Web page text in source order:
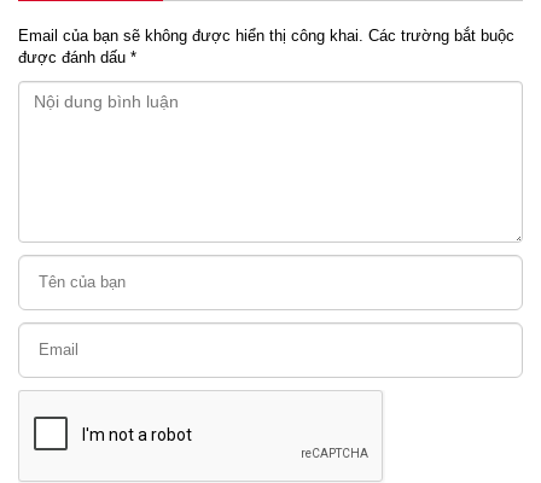
Email của bạn sẽ không được hiển thị công khai. Các trường bắt buộc
được đánh dấu *